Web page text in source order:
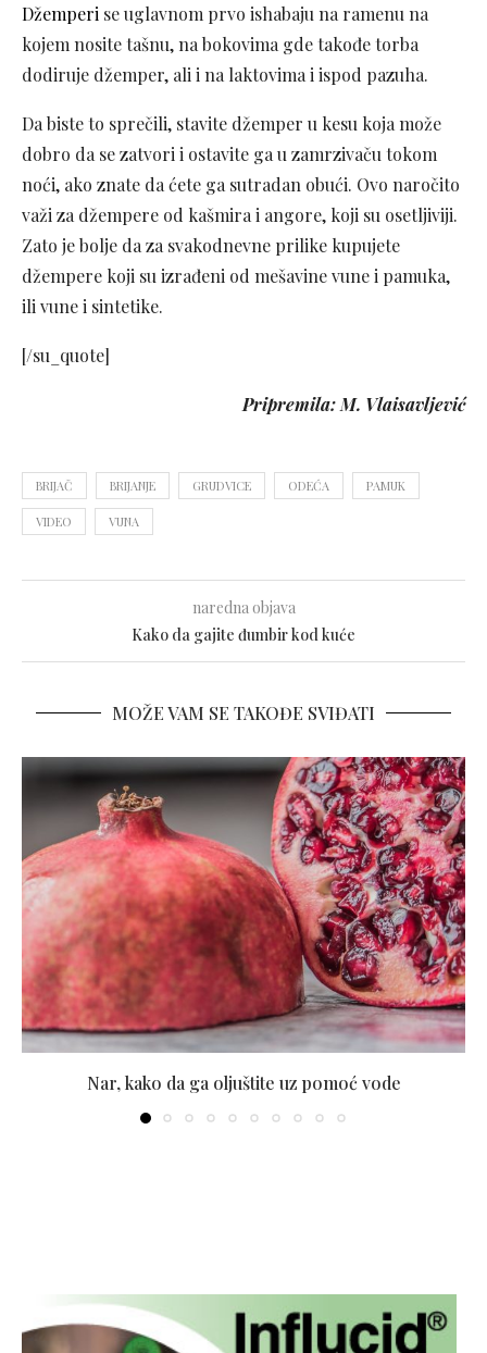
Džemperi se uglavnom prvo ishabaju na ramenu na
kojem nosite tašnu, na bokovima gde takođe torba
dodiruje džemper, ali i na laktovima i ispod pazuha.
Da biste to sprečili, stavite džemper u kesu koja može
dobro da se zatvori i ostavite ga u zamrzivaču tokom
noći, ako znate da ćete ga sutradan obući. Ovo naročito
važi za džempere od kašmira i angore, koji su osetljiviji.
Zato je bolje da za svakodnevne prilike kupujete
džempere koji su izrađeni od mešavine vune i pamuka,
ili vune i sintetike.
[/su_quote]
Pripremila: M. Vlaisavljević
BRIJAČ BRIJANJE GRUDVICE ODEĆA PAMUK
VIDEO VUNA
naredna objava
Kako da gajite đumbir kod kuće
MOŽE VAM SE TAKOĐE SVIĐATI
Nar, kako da ga oljuštite uz pomoć vode